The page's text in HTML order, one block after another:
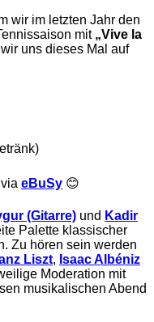
wir im letzten Jahr den
mit „Vive la
uns dieses Mal auf
eBuSy 😊
(Gitarre) und Kadir
Palette klassischer
Zu hören sein werden
Liszt, Isaac Albéniz
Moderation mit
musikalischen Abend